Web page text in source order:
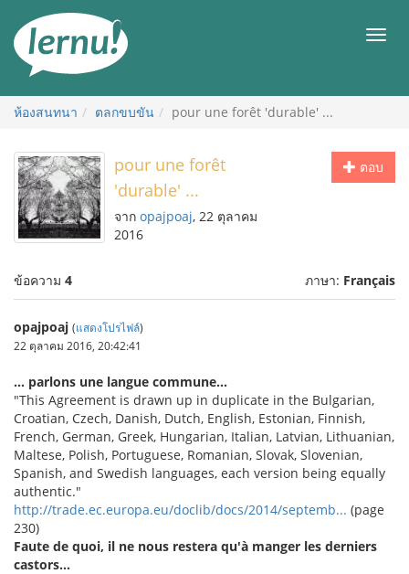
สารบัญ
เมนู
ห้องสนทนา ตลกขบขัน pour une forêt 'durable' ...
ตอบ
pour une forêt
'durable' ...
จาก opajpoaj, 22 ตุลาคม
2016
ข้อความ 4 ภาษา: Français
opajpoaj (แสดงโปรไฟล์)
22 ตุลาคม 2016, 20:42:41
... parlons une langue commune...
"This Agreement is drawn up in duplicate in the Bulgarian,
Croatian, Czech, Danish, Dutch, English, Estonian, Finnish,
French, German, Greek, Hungarian, Italian, Latvian, Lithuanian,
Maltese, Polish, Portuguese, Romanian, Slovak, Slovenian,
Spanish, and Swedish languages, each version being equally
authentic."
http://trade.ec.europa.eu/doclib/docs/2014/septemb... (page
230)
Faute de quoi, il ne nous restera qu'à manger les derniers
castors...